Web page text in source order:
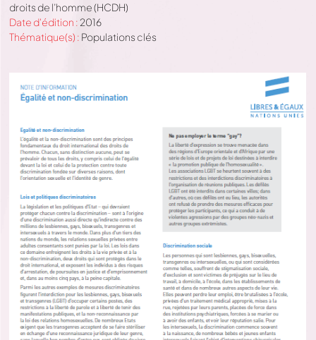
droits de l’homme (HCDH)
Date d'édition : 2016
Thématique(s) : Populations clés